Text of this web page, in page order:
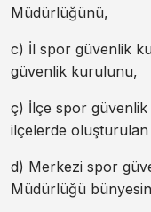
Müdürlüğünü,
c) İl spor güvenlik
güvenlik kurulunu,
ç) İlçe spor
ilçelerde
d) Merkezi spor
Müdürlüğü